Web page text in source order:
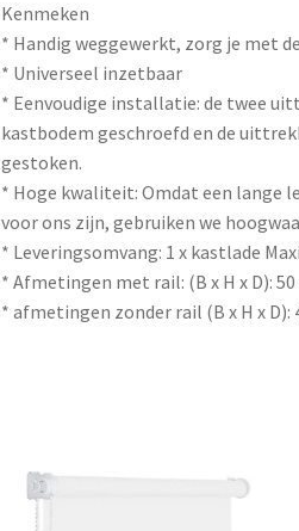
Kenmeken
* Handig weggewerkt, zorg je met
* Universeel inzetbaar
* Eenvoudige installatie: de twee
kastbodem geschroefd en de
gestoken.
* Hoge kwaliteit: Omdat een lange
voor ons zijn, gebruiken we
* Leveringsomvang: 1 x kastlade
* Afmetingen met rail: (B x H x D): 50
* afmetingen zonder rail (B x H x D):